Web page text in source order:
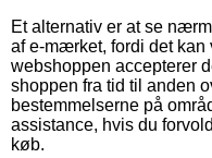
Et alternativ er at se
af e-mærket, fordi det
webshoppen accepterer
shoppen fra tid til anden
bestemmelserne på
assistance, hvis du
køb.